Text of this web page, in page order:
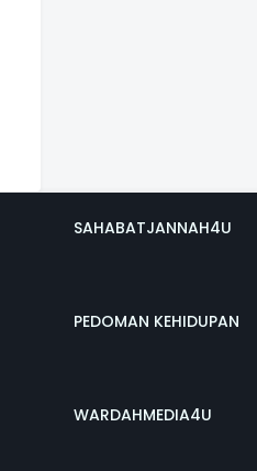
SAHABATJANNAH4U
PEDOMAN KEHIDUPAN
WARDAHMEDIA4U